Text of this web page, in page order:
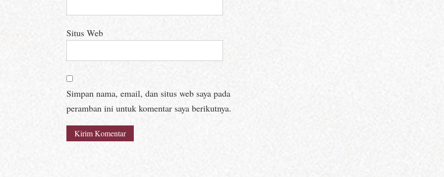
Situs Web
Simpan nama, email, dan situs web saya pada
peramban ini untuk komentar saya berikutnya.